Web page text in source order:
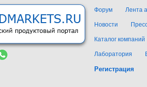
Форум Лента
Новости
Каталог компаний
Лаборатория
Регистрация